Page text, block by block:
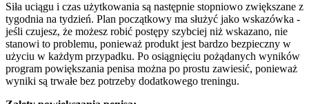
Siła uciągu i czas użytkowania są następnie stopniowo zwiększane z
tygodnia na tydzień. Plan początkowy ma służyć jako wskazówka -
jeśli czujesz, że możesz robić postępy szybciej niż wskazano, nie
stanowi to problemu, ponieważ produkt jest bardzo bezpieczny w
użyciu w każdym przypadku. Po osiągnięciu pożądanych wyników
program powiększania penisa można po prostu zawiesić, ponieważ
wyniki są trwałe bez potrzeby dodatkowego treningu.